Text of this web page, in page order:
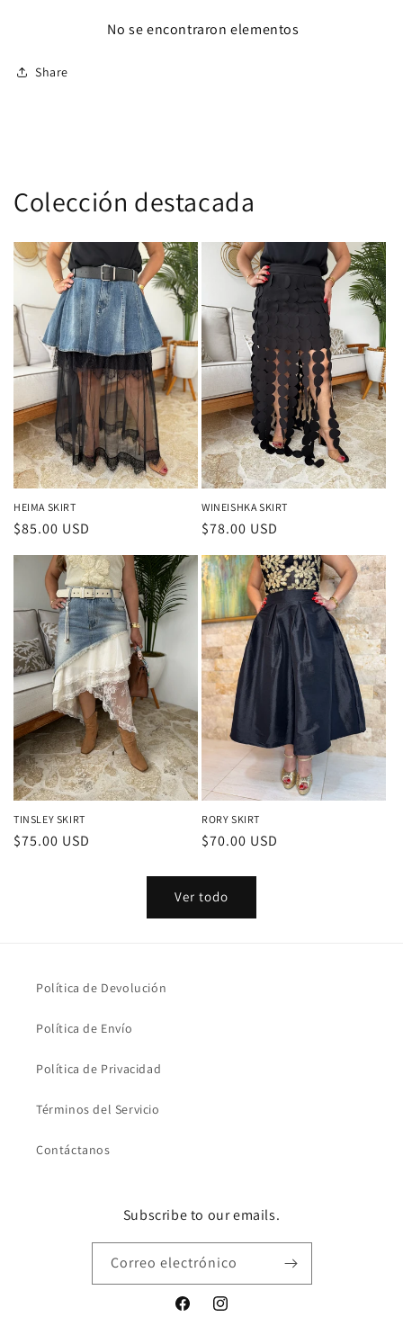
No se encontraron elementos
Share
Colección destacada
HEIMA SKIRT
Precio
$85.00 USD
WINEISHKA SKIRT
Precio
$78.00 USD
TINSLEY SKIRT
Precio
$75.00 USD
RORY SKIRT
Precio
$70.00 USD
Ver todo
Política de Devolución
Política de Envío
Política de Privacidad
Términos del Servicio
Contáctanos
Subscribe to our emails.
Correo electrónico
FacebookInstagram